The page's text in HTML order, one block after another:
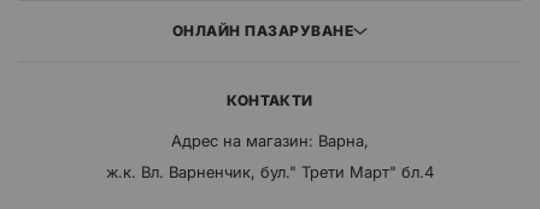
ОНЛАЙН ПАЗАРУВАНЕ
КОНТАКТИ
Адрес на магазин: Варна,
ж.к. Вл. Варненчик, бул." Трети Март" бл.4